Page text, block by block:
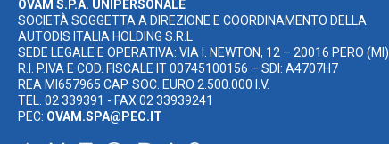
OVAM S.P.A. UNIPERSONALE
SOCIETÀ SOGGETTA A DIREZIONE E COORDINAMENTO DELLA
AUTODIS ITALIA HOLDING S.R.L
SEDE LEGALE E OPERATIVA: VIA I. NEWTON, 12 – 20016 PERO (MI)
R.I. P.IVA E COD. FISCALE IT 00745100156 – SDI: A4707H7
REA MI657965 CAP. SOC. EURO 2.500.000 I.V.
TEL. 02 339391 - FAX 02 33939241
PEC: OVAM.SPA@PEC.IT